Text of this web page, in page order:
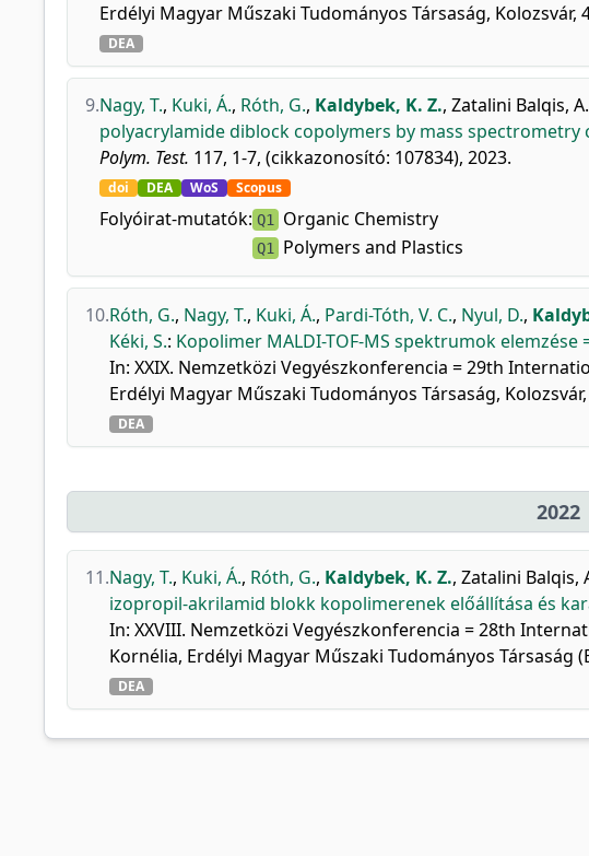
Erdélyi Magyar Műszaki Tudományos Társaság, Kolozsvár,
DEA
9.Nagy, T., Kuki, Á., Róth, G., Kaldybek, K. Z., Zatalini Balqis, A.
polyacrylamide diblock copolymers by mass spectrometry
Polym. Test. 117, 1-7, (cikkazonosító: 107834), 2023.
doi DEA WoS Scopus
Folyóirat-mutatók: Q1 Organic Chemistry
Q1 Polymers and Plastics
10.Róth, G., Nagy, T., Kuki, Á., Pardi-Tóth, V. C., Nyul, D.,
Kéki, S.: Kopolimer MALDI-TOF-MS spektrumok elemzése
In: XXIX. Nemzetközi Vegyészkonferencia = 29th
Erdélyi Magyar Műszaki Tudományos Társaság, Kolozsvár,
DEA
2022
11.Nagy, T., Kuki, Á., Róth, G., Kaldybek, K. Z., Zatalini Balqis,
izopropil-akrilamid blokk kopolimerenek előállítása és
In: XXVIII. Nemzetközi Vegyészkonferencia = 28th
Kornélia, Erdélyi Magyar Műszaki Tudományos Társaság
DEA